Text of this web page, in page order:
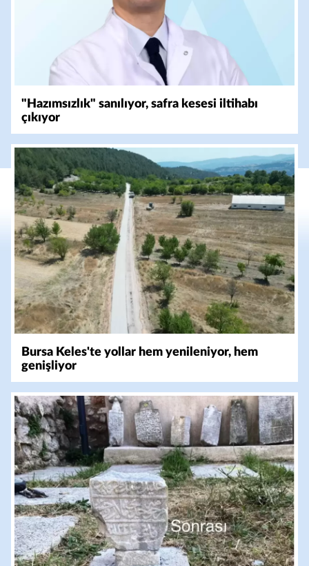
"Hazımsızlık" sanılıyor, safra kesesi iltihabı
çıkıyor
Bursa Keles'te yollar hem yenileniyor, hem
genişliyor